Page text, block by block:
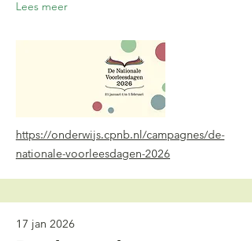
Lees meer
https://onderwijs.cpnb.nl/campagnes/de-
nationale-voorleesdagen-2026
17 jan 2026